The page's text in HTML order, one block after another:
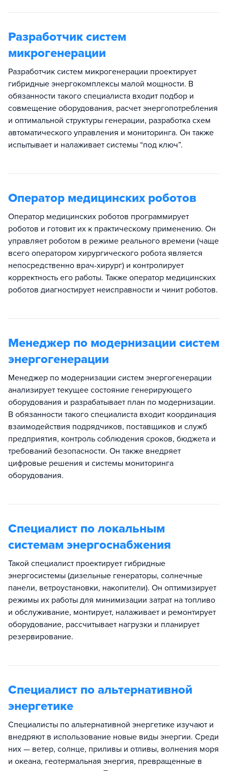
Разработчик систем
микрогенерации
Разработчик систем микрогенерации проектирует
гибридные энергокомплексы малой мощности. В
обязанности такого специалиста входит подбор и
совмещение оборудования, расчет энергопотребления
и оптимальной структуры генерации, разработка схем
автоматического управления и мониторинга. Он также
испытывает и налаживает системы “под ключ”.
Оператор медицинских роботов
Оператор медицинских роботов программирует
роботов и готовит их к практическому применению. Он
управляет роботом в режиме реального времени (чаще
всего оператором хирургического робота является
непосредственно врач-хирург) и контролирует
корректность его работы. Также оператор медицинских
роботов диагностирует неисправности и чинит роботов.
Менеджер по модернизации систем
энергогенерации
Менеджер по модернизации систем энергогенерации
анализирует текущее состояние генерирующего
оборудования и разрабатывает план по модернизации.
В обязанности такого специалиста входит координация
взаимодействия подрядчиков, поставщиков и служб
предприятия, контроль соблюдения сроков, бюджета и
требований безопасности. Он также внедряет
цифровые решения и системы мониторинга
оборудования.
Специалист по локальным
системам энергоснабжения
Такой специалист проектирует гибридные
энергосистемы (дизельные генераторы, солнечные
панели, ветроустановки, накопители). Он оптимизирует
режимы их работы для минимизации затрат на топливо
и обслуживание, монтирует, налаживает и ремонтирует
оборудование, рассчитывает нагрузки и планирует
резервирование.
Специалист по альтернативной
энергетике
Специалисты по альтернативной энергетике изучают и
внедряют в использование новые виды энергии. Среди
них — ветер, солнце, приливы и отливы, волнения моря
и океана, геотермальная энергия, превращенные в